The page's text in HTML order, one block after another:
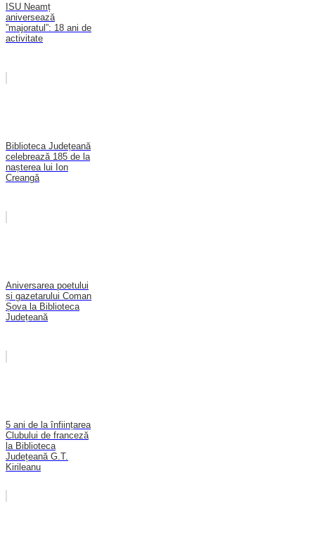
ISU Neamț
aniversează
”majoratul”: 18 ani de
activitate
Biblioteca Județeană
celebrează 185 de la
nașterea lui Ion
Creangă
Aniversarea poetului
și gazetarului Coman
Șova la Biblioteca
Județeană
5 ani de la înființarea
Clubului de franceză
la Biblioteca
Județeană G.T.
Kirileanu